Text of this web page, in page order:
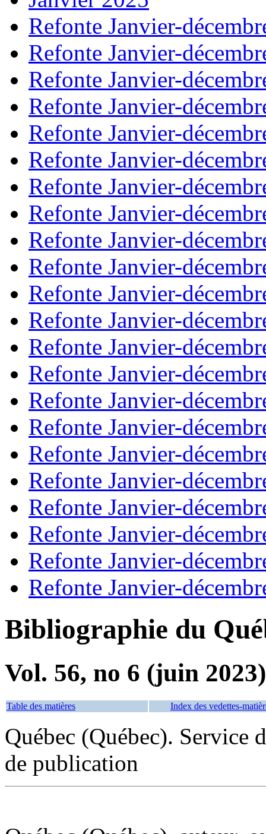
Refonte Janvier-
Refonte Janvier-
Refonte Janvier-
Refonte Janvier-
Refonte Janvier-
Refonte Janvier-
Refonte Janvier-
Refonte Janvier-
Refonte Janvier-
Refonte Janvier-
Refonte Janvier-
Refonte Janvier-
Refonte Janvier-
Refonte Janvier-
Refonte Janvier-
Refonte Janvier-
Refonte Janvier-
Refonte Janvier-
Refonte Janvier-
Refonte Janvier-
Refonte Janvier-
Refonte Janvier-
Bibliographie du
Vol. 56, no 6 (juin 2023)
Table des matières Index des vedettes-
Québec (Québec). Service
de publication